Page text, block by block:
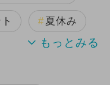
夏休み
のイベント